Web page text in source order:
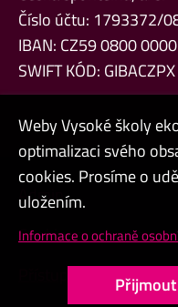
Číslo účtu: 1793372/
IBAN: CZ59 0800
SWIFT KÓD: GIBACZPX
Admin
Cookies a ochrana
Přístupnost webu
Weby Vysoké školy
optimalizaci svého
cookies. Prosíme o
uložením.
Informace o ochraně